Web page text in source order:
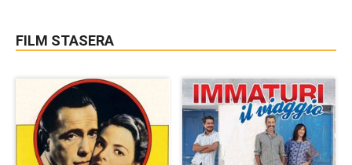
FILM STASERA